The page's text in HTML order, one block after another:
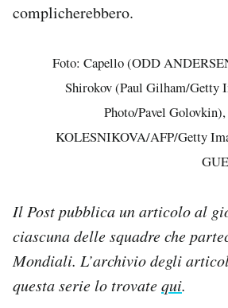
complicherebbero.
Foto: Capello (ODD
Shirokov (Paul Gilham/Getty
Photo/Pavel
KOLESNIKOVA/AFP/Getty
Il Post pubblica un articolo al
ciascuna delle squadre che
Mondiali. L’archivio degli
questa serie lo trovatequi.